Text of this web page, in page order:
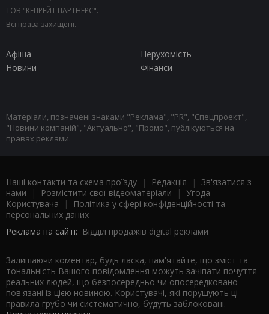
ТОВ "КЕПРЕЙТ ПАРТНЕРС".
Всі права захищені.
Афіша
Нерухомість
Новини
Фінанси
Матеріали, позначені знаками "Реклама", "PR", "Спецпроект",
"Новини компаній", "Актуально", "Промо", публікуються на
правах реклами.
Наші контакти та схема проїзду | Редакція | Зв'язатися з
нами | Розмістити свої відеоматеріали | Угода
Користувача |
Політика у сфері конфіденційності та
персональних даних
Реклама на сайті: Відділ продажів digital реклами
Залишаючи коментар, будь ласка, пам'ятайте, що зміст та
тональність Вашого повідомлення можуть зачіпати почуття
реальних людей, що безпосередньо чи опосередковано
пов'язані із цією новиною. Користувачі, які порушують ці
правила грубо чи систематично, будуть заблоковані.